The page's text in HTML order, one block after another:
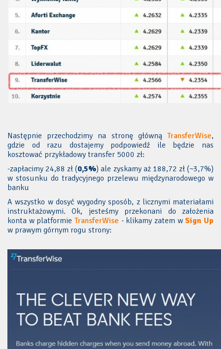
Następnie przechodzimy na stronę główną TransferWise,
gdzie od razu dostajemy podpowiedź ile będzie nas
kosztować przykładowy transfer 5000 zł:
-zapłacimy 24,88 zł (0,5%) ale zyskamy aż 188,72 zł (~3,7%)
w stosunku do tradycyjnego przelewu międzynarodowego w
banku
A wszystko w dosyć wygodny sposób, z licznymi materiałami
instruktażowymi. Ok, jesteśmy przekonani do założenia
konta w platformie TransferWise - klikamy zatem wSign Up
w prawym górnym rogu strony: